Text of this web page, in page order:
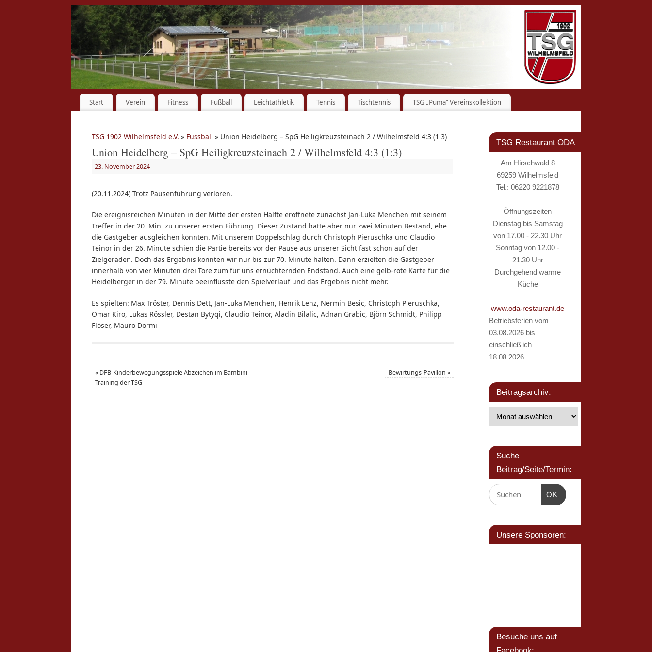
Start Verein Fitness Fußball Leichtathletik Tennis Tischtennis TSG „Puma“ Vereinskollektion
TSG 1902 Wilhelmsfeld e.V. » Fussball » Union Heidelberg – SpG Heiligkreuzsteinach 2 / Wilhelmsfeld 4:3 (1:3)
Union Heidelberg – SpG Heiligkreuzsteinach 2 / Wilhelmsfeld 4:3 (1:3)
23. November 2024
(20.11.2024) Trotz Pausenführung verloren.
Die ereignisreichen Minuten in der Mitte der ersten Hälfte eröffnete zunächst Jan-Luka Menchen mit seinem
Treffer in der 20. Min. zu unserer ersten Führung. Dieser Zustand hatte aber nur zwei Minuten Bestand, ehe
die Gastgeber ausgleichen konnten. Mit unserem Doppelschlag durch Christoph Pieruschka und Claudio
Teinor in der 26. Minute schien die Partie bereits vor der Pause aus unserer Sicht fast schon auf der
Zielgeraden. Doch das Ergebnis konnten wir nur bis zur 70. Minute halten. Dann erzielten die Gastgeber
innerhalb von vier Minuten drei Tore zum für uns ernüchternden Endstand. Auch eine gelb-rote Karte für die
Heidelberger in der 79. Minute beeinflusste den Spielverlauf und das Ergebnis nicht mehr.
Es spielten: Max Tröster, Dennis Dett, Jan-Luka Menchen, Henrik Lenz, Nermin Besic, Christoph Pieruschka,
Omar Kiro, Lukas Rössler, Destan Bytyqi, Claudio Teinor, Aladin Bilalic, Adnan Grabic, Björn Schmidt, Philipp
Flöser, Mauro Dormi
« DFB-Kinderbewegungsspiele Abzeichen im Bambini-
Training der TSG
Bewirtungs-Pavillon »
TSG Restaurant ODA
Am Hirschwald 8
69259 Wilhelmsfeld
Tel.: 06220 9221878
Öffnungszeiten
Dienstag bis Samstag
von 17.00 - 22.30 Uhr
Sonntag von 12.00 -
21.30 Uhr
Durchgehend warme
Küche
www.oda-restaurant.de
Betriebsferien vom
03.08.2026 bis
einschließlich
18.08.2026
Beitragsarchiv:
Suche
Beitrag/Seite/Termin:
OK
Unsere Sponsoren:
Besuche uns auf
Facebook: